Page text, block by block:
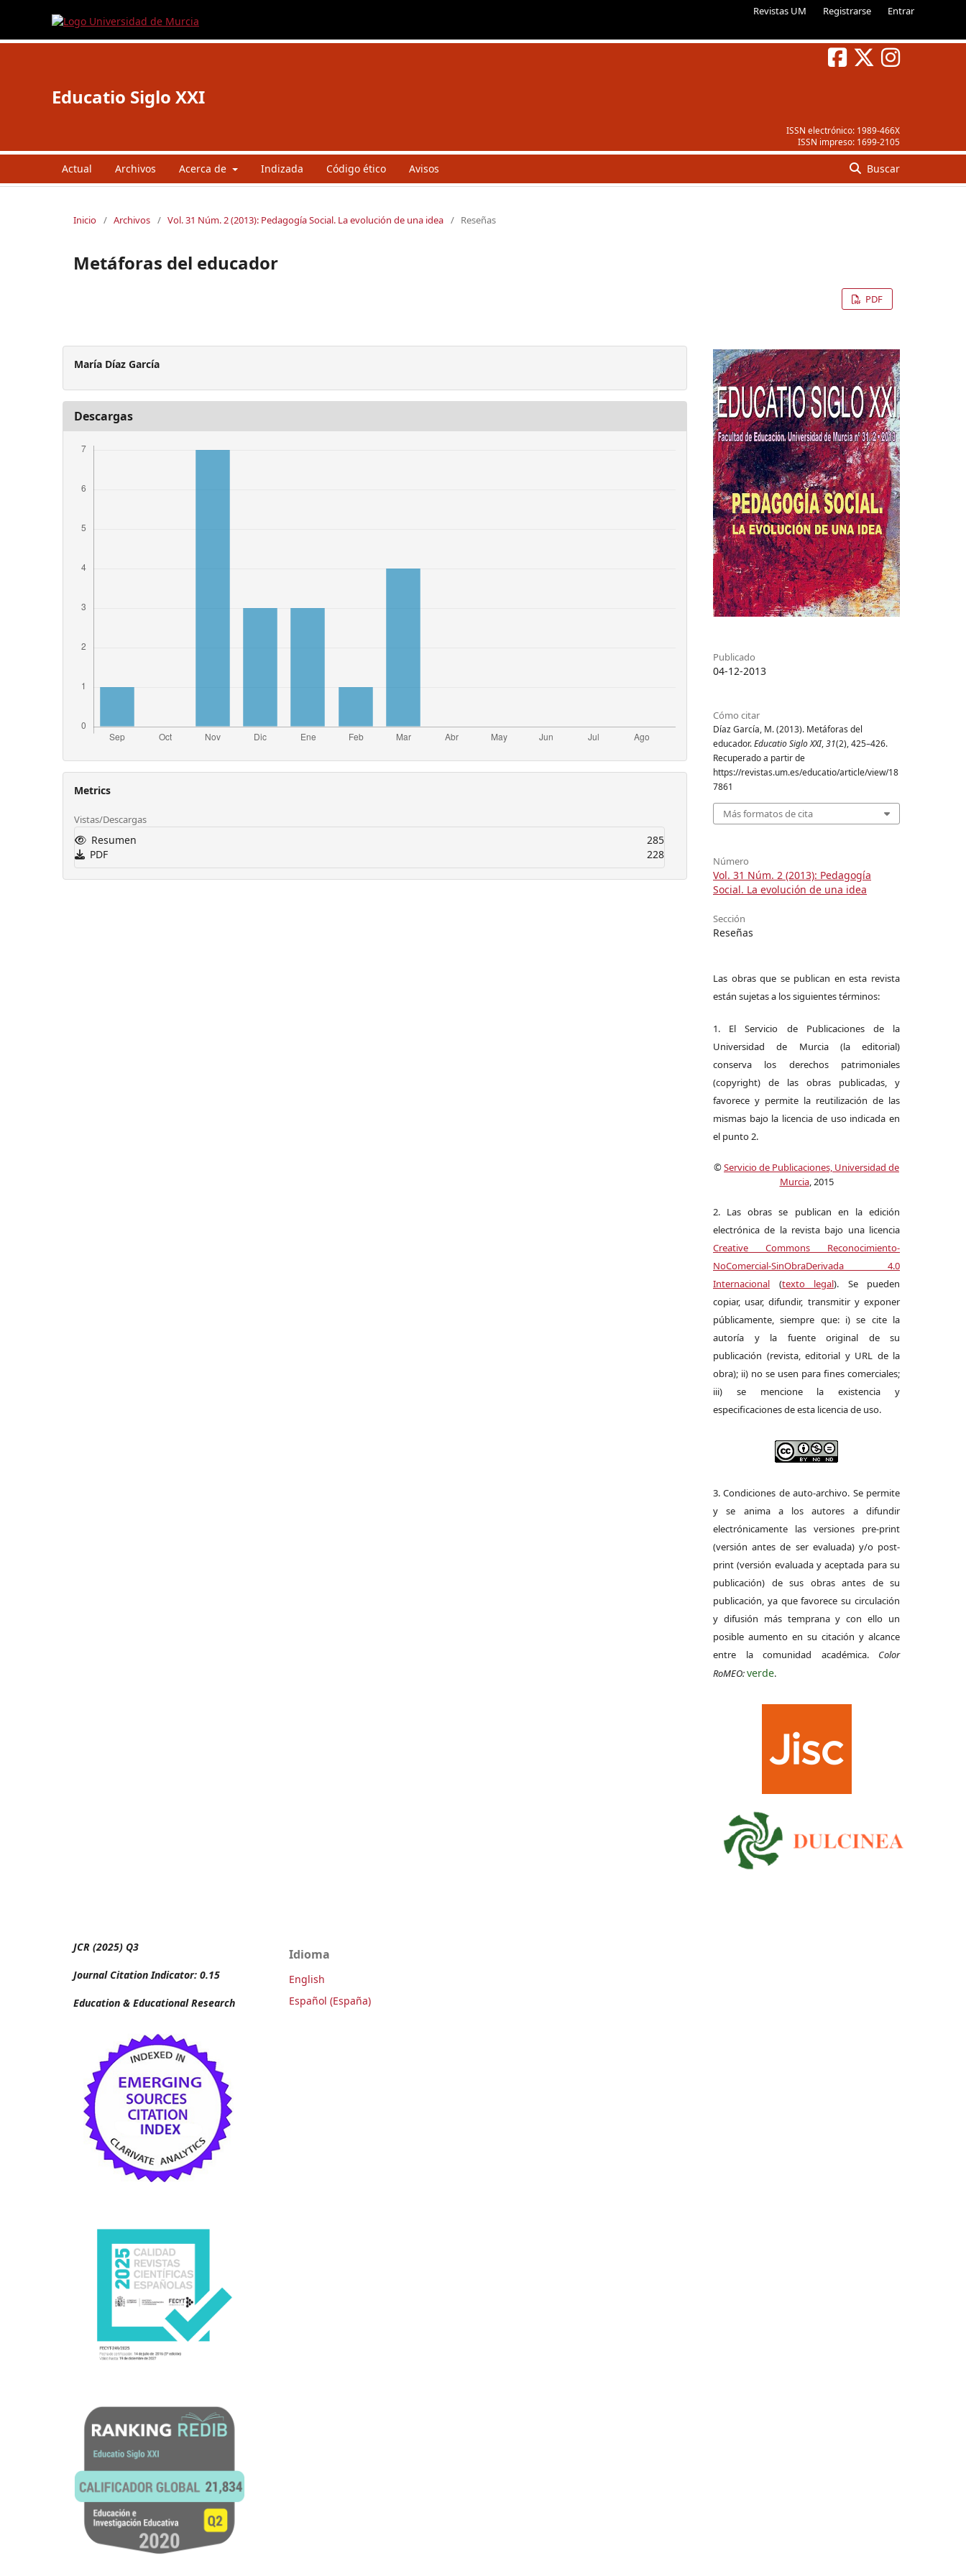
Revistas UM Registrarse Entrar
ISSN electrónico: 1989-466X
ISSN impreso: 1699-2105
Educatio Siglo XXI
Actual Archivos Acerca de Indizada Código ético Avisos Buscar
Inicio / Archivos / Vol. 31 Núm. 2 (2013): Pedagogía Social. La evolución de una idea / Reseñas
Metáforas del educador
PDF
María Díaz García
Descargas
Metrics
Vistas/Descargas
Resumen
285
PDF
228
Publicado
04-12-2013
Cómo citar
Díaz García, M. (2013). Metáforas del
educador.Educatio Siglo XXI,31(2), 425–426.
Recuperado a partir de
https://revistas.um.es/educatio/article/view/18
7861
Más formatos de cita
Número
Vol. 31 Núm. 2 (2013): Pedagogía
Social. La evolución de una idea
Sección
Reseñas
Las obras que se publican en esta revista
están sujetas a los siguientes términos:
1. El Servicio de Publicaciones de la
Universidad de Murcia (la editorial)
conserva los derechos patrimoniales
(copyright) de las obras publicadas, y
favorece y permite la reutilización de las
mismas bajo la licencia de uso indicada en
el punto 2.
©Servicio de Publicaciones, Universidad de
Murcia, 2015
2. Las obras se publican en la edición
electrónica de la revista bajo una licencia
Creative Commons Reconocimiento-
NoComercial-SinObraDerivada 4.0
Internacional (texto legal). Se pueden
copiar, usar, difundir, transmitir y exponer
públicamente, siempre que: i) se cite la
autoría y la fuente original de su
publicación (revista, editorial y URL de la
obra); ii) no se usen para fines comerciales;
iii) se mencione la existencia y
especificaciones de esta licencia de uso.
3. Condiciones de auto-archivo. Se permite
y se anima a los autores a difundir
electrónicamente las versiones pre-print
(versión antes de ser evaluada) y/o post-
print (versión evaluada y aceptada para su
publicación) de sus obras antes de su
publicación, ya que favorece su circulación
y difusión más temprana y con ello un
posible aumento en su citación y alcance
entre la comunidad académica. Color
RoMEO:verde.
JCR (2025) Q3
Journal Citation Indicator: 0.15
Education & Educational Research
Idioma
English
Español (España)